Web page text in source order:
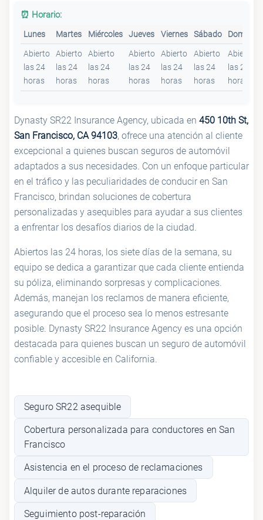
⏰ Horario:
Lunes Martes Miércoles Jueves Viernes Sábado Domingo
Abierto
las 24
horas
Abierto
las 24
horas
Abierto
las 24
horas
Abierto
las 24
horas
Abierto
las 24
horas
Abierto
las 24
horas
Abierto
las 24
horas
Dynasty SR22 Insurance Agency, ubicada en 450 10th St,
San Francisco, CA 94103, ofrece una atención al cliente
excepcional a quienes buscan seguros de automóvil
adaptados a sus necesidades. Con un enfoque particular
en el tráfico y las peculiaridades de conducir en San
Francisco, brindan soluciones de cobertura
personalizadas y asequibles para ayudar a sus clientes
a enfrentar los desafíos diarios de la ciudad.
Abiertos las 24 horas, los siete días de la semana, su
equipo se dedica a garantizar que cada cliente entienda
su póliza, eliminando sorpresas y complicaciones.
Además, manejan los reclamos de manera eficiente,
asegurando que el proceso sea lo menos estresante
posible. Dynasty SR22 Insurance Agency es una opción
destacada para quienes buscan un seguro de automóvil
confiable y accesible en California.
Seguro SR22 asequible
Cobertura personalizada para conductores en San
Francisco
Asistencia en el proceso de reclamaciones
Alquiler de autos durante reparaciones
Seguimiento post-reparación